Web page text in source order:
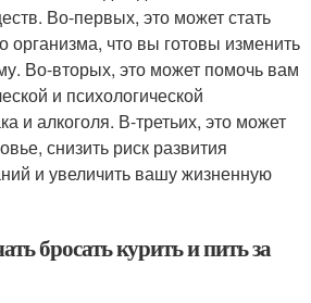
Во-первых, это может стать
организма, что вы готовы изменить
Во-вторых, это может помочь вам
и психологической
и алкоголя. В-третьих, это может
снизить риск развития
и увеличить вашу жизненную
бросать курить и пить за